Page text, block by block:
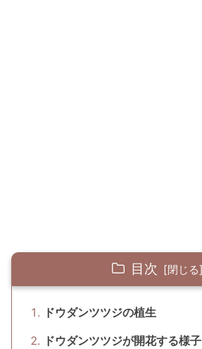
目次
ドウダンツツジの植生
ドウダンツツジが開花する様子